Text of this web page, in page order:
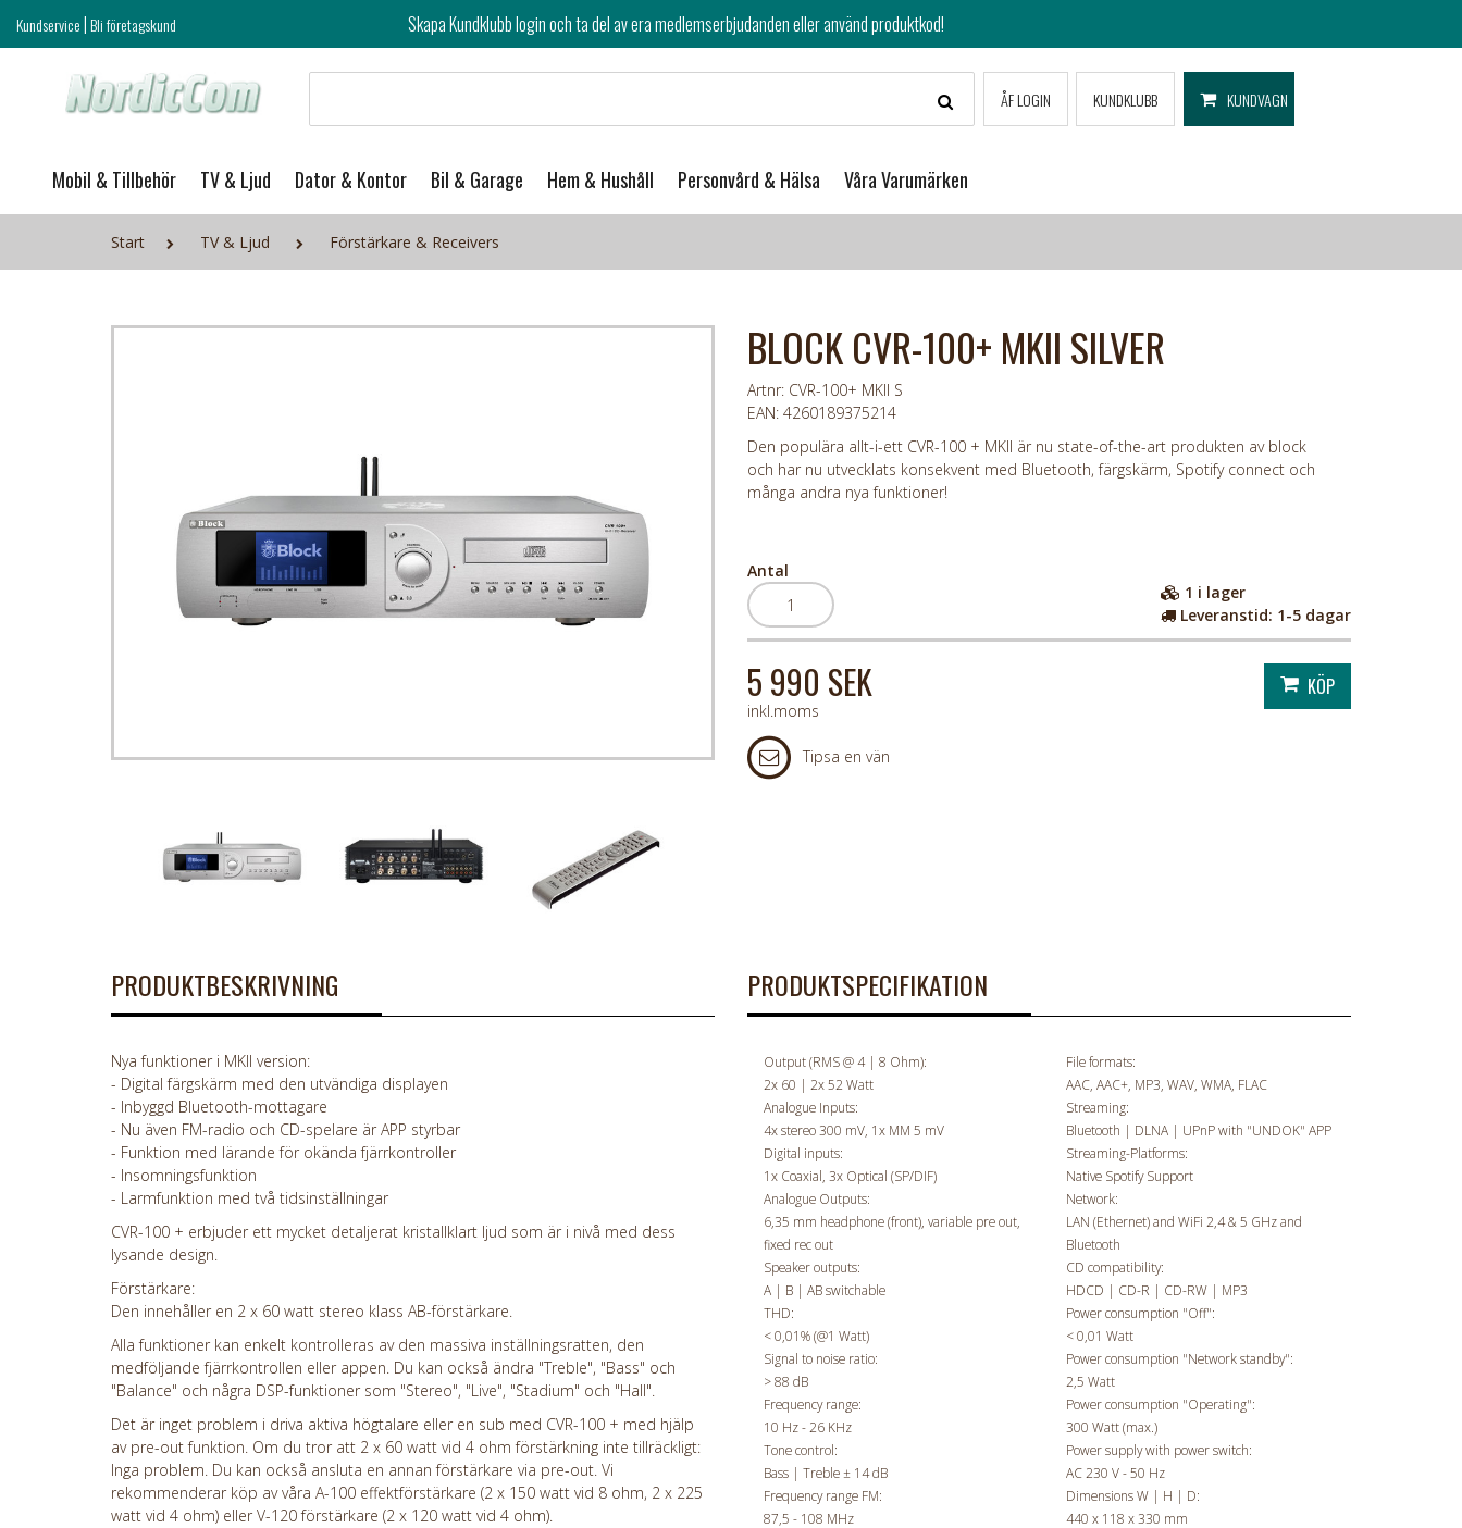
Kundservice|Bli företagskund Skapa Kundklubb login och ta del av era medlemserbjudanden eller använd produktkod!
ÅF LOGIN KUNDKLUBB KUNDVAGN
Mobil & Tillbehör TV & Ljud Dator & Kontor Bil & Garage Hem & Hushåll Personvård & Hälsa Våra Varumärken
Start TV & Ljud Förstärkare & Receivers
BLOCK CVR-100+ MKII SILVER
Artnr: CVR-100+ MKII S
EAN: 4260189375214
Den populära allt-i-ett CVR-100 + MKII är nu state-of-the-art produkten av block
och har nu utvecklats konsekvent med Bluetooth, färgskärm, Spotify connect och
många andra nya funktioner!
Antal
1 i lager
Leveranstid: 1-5 dagar
5 990 SEK
inkl.moms
Tipsa en vän
PRODUKTBESKRIVNING
Nya funktioner i MKII version:
- Digital färgskärm med den utvändiga displayen
- Inbyggd Bluetooth-mottagare
- Nu även FM-radio och CD-spelare är APP styrbar
- Funktion med lärande för okända fjärrkontroller
- Insomningsfunktion
- Larmfunktion med två tidsinställningar
CVR-100 + erbjuder ett mycket detaljerat kristallklart ljud som är i nivå med dess
lysande design.
Förstärkare:
Den innehåller en 2 x 60 watt stereo klass AB-förstärkare.
Alla funktioner kan enkelt kontrolleras av den massiva inställningsratten, den
medföljande fjärrkontrollen eller appen. Du kan också ändra "Treble", "Bass" och
"Balance" och några DSP-funktioner som "Stereo", "Live", "Stadium" och "Hall".
Det är inget problem i driva aktiva högtalare eller en sub med CVR-100 + med hjälp
av pre-out funktion. Om du tror att 2 x 60 watt vid 4 ohm förstärkning inte tillräckligt: ​​
Inga problem. Du kan också ansluta en annan förstärkare via pre-out. Vi
rekommenderar köp av våra A-100 effektförstärkare (2 x 150 watt vid 8 ohm, 2 x 225
watt vid 4 ohm) eller V-120 förstärkare (2 x 120 watt vid 4 ohm).
PRODUKTSPECIFIKATION
Output (RMS @ 4 | 8 Ohm):
2x 60 | 2x 52 Watt
Analogue Inputs:
4x stereo 300 mV, 1x MM 5 mV
Digital inputs:
1x Coaxial, 3x Optical (SP/DIF)
Analogue Outputs:
6,35 mm headphone (front), variable pre out,
fixed rec out
Speaker outputs:
A | B | AB switchable
THD:
< 0,01% (@1 Watt)
Signal to noise ratio:
> 88 dB
Frequency range:
10 Hz - 26 KHz
Tone control:
Bass | Treble ± 14 dB
Frequency range FM:
87,5 - 108 MHz
File formats:
AAC, AAC+, MP3, WAV, WMA, FLAC
Streaming:
Bluetooth | DLNA | UPnP with "UNDOK" APP
Streaming-Platforms:
Native Spotify Support
Network:
LAN (Ethernet) and WiFi 2,4 & 5 GHz and
Bluetooth
CD compatibility:
HDCD | CD-R | CD-RW | MP3
Power consumption "Off":
< 0,01 Watt
Power consumption "Network standby":
2,5 Watt
Power consumption "Operating":
300 Watt (max.)
Power supply with power switch:
AC 230 V - 50 Hz
Dimensions W | H | D:
440 x 118 x 330 mm